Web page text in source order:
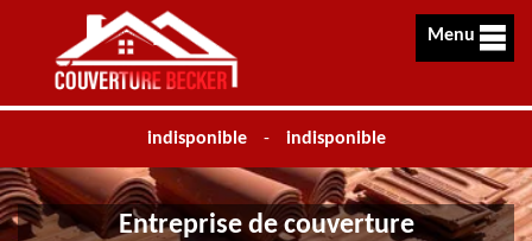
Menu
indisponible - indisponible
Entreprise de couverture